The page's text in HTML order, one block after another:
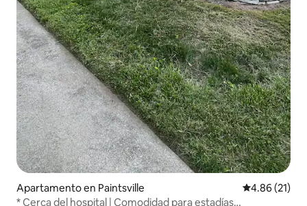
Apartamento en Paintsville Calificación
4.86 (21)
* Cerca del hospital | Comodidad para estadías